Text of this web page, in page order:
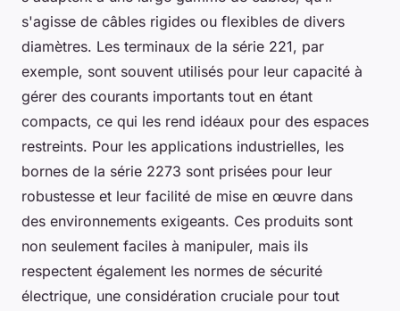
s'agisse de câbles rigides ou flexibles de divers
diamètres. Les terminaux de la série 221, par
exemple, sont souvent utilisés pour leur capacité à
gérer des courants importants tout en étant
compacts, ce qui les rend idéaux pour des espaces
restreints. Pour les applications industrielles, les
bornes de la série 2273 sont prisées pour leur
robustesse et leur facilité de mise en œuvre dans
des environnements exigeants. Ces produits sont
non seulement faciles à manipuler, mais ils
respectent également les normes de sécurité
électrique, une considération cruciale pour tout